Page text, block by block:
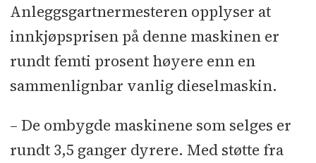
Anleggsgartnermesteren opplyser at
innkjøpsprisen på denne maskinen er
rundt femti prosent høyere enn en
sammenlignbar vanlig dieselmaskin.
– De ombygde maskinene som selges er
rundt 3,5 ganger dyrere. Med støtte fra